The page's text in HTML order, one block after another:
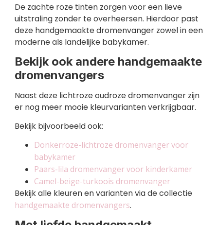
De zachte roze tinten zorgen voor een lieve
uitstraling zonder te overheersen. Hierdoor past
deze handgemaakte dromenvanger zowel in een
moderne als landelijke babykamer.
Bekijk ook andere handgemaakte
dromenvangers
Naast deze lichtroze oudroze dromenvanger zijn
er nog meer mooie kleurvarianten verkrijgbaar.
Bekijk bijvoorbeeld ook:
Donkerroze-lichtroze dromenvanger voor
babykamer
Paars-lila dromenvanger voor kinderkamer
Camel-beige-turkoois dromenvanger
Bekijk alle kleuren en varianten via de collectie
handgemaakte dromenvangers.